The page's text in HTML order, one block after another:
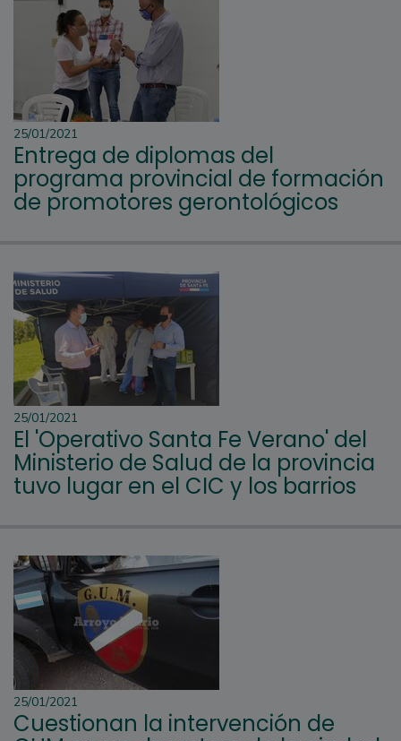
25/01/2021
Entrega de diplomas del
programa provincial de formación
de promotores gerontológicos
25/01/2021
El 'Operativo Santa Fe Verano' del
Ministerio de Salud de la provincia
tuvo lugar en el CIC y los barrios
25/01/2021
Cuestionan la intervención de